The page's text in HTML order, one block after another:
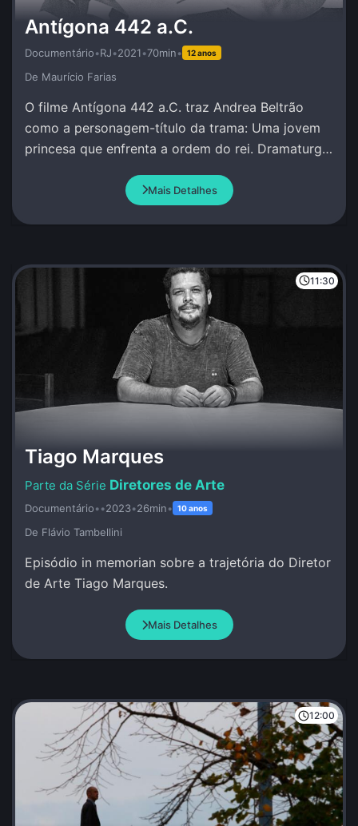
Antígona 442 a.C.
Documentário•RJ•2021•70min• 12 anos
De Maurí­cio Farias
O filme Antígona 442 a.C. traz Andrea Beltrão
como a personagem-título da trama: Uma jovem
princesa que enfrenta a ordem do rei. Dramaturgia
Mais Detalhes
11:30
Tiago Marques
Diretores de Arte
Documentário••2023•26min• 10 anos
De Flávio Tambellini
Episódio in memorian sobre a trajetória do Diretor
de Arte Tiago Marques.
Mais Detalhes
12:00